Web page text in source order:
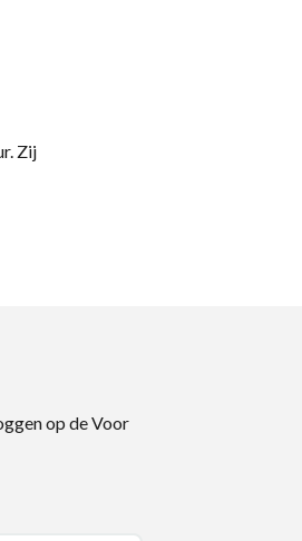
Zij
op de Voor